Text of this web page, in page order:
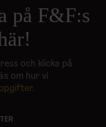
på F&F:s
och klicka på
om hur vi
.